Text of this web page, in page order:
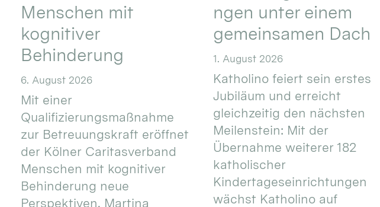
Menschen mit
kognitiver
Behinderung
6. August 2026
Mit einer
Qualifizierungsmaßnahme
zur Betreuungskraft eröffnet
der Kölner Caritasverband
Menschen mit kognitiver
Behinderung neue
Perspektiven. Martina
ngen unter einem
gemeinsamen Dach
1. August 2026
Katholino feiert sein erstes
Jubiläum und erreicht
gleichzeitig den nächsten
Meilenstein: Mit der
Übernahme weiterer 182
katholischer
Kindertageseinrichtungen
wächst Katholino auf